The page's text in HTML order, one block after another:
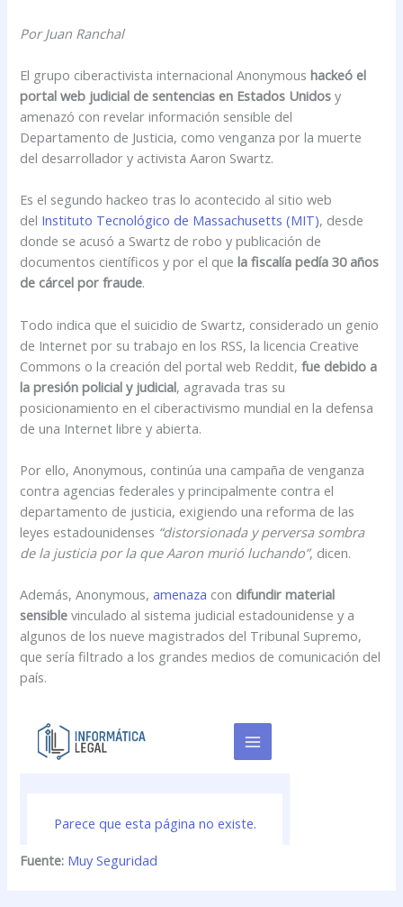
Por Juan Ranchal
El grupo ciberactivista internacional Anonymoushackeó el
portal web judicial de sentencias en Estados Unidos y
amenazó con revelar información sensible del
Departamento de Justicia, como venganza por la muerte
del desarrollador y activista Aaron Swartz.
Es el segundo hackeo tras lo acontecido al sitio web
del Instituto Tecnológico de Massachusetts (MIT), desde
donde se acusó a Swartz de robo y publicación de
documentos científicos y por el quela fiscalía pedía 30 años
de cárcel por fraude.
Todo indica que el suicidio de Swartz, considerado un genio
de Internet por su trabajo en los RSS, la licencia Creative
Commons o la creación del portal web Reddit,fue debido a
la presión policial y judicial, agravada tras su
posicionamiento en el ciberactivismo mundial en la defensa
de una Internet libre y abierta.
Por ello, Anonymous, continúa una campaña de venganza
contra agencias federales y principalmente contra el
departamento de justicia, exigiendo una reforma de las
leyes estadounidenses “distorsionada y perversa sombra
de la justicia por la que Aaron murió luchando”, dicen.
Además, Anonymous,amenaza con difundir material
sensible vinculado al sistema judicial estadounidense y a
algunos de los nueve magistrados del Tribunal Supremo,
que sería filtrado a los grandes medios de comunicación del
país.
Fuente: Muy Seguridad